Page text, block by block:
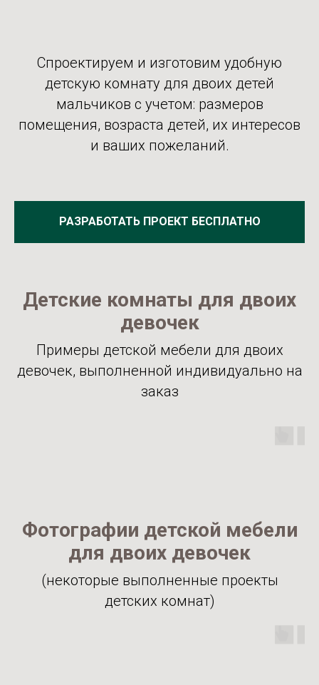
Спроектируем и изготовим удобную
детскую комнату для двоих детей
мальчиков с учетом: размеров
помещения, возраста детей, их интересов
и ваших пожеланий.
РАЗРАБОТАТЬ ПРОЕКТ БЕСПЛАТНО
Детские комнаты для двоих
девочек
Примеры детской мебели для двоих
девочек, выполненной индивидуально на
заказ
Фотографии детской мебели
для двоих девочек
(некоторые выполненные проекты
детских комнат)